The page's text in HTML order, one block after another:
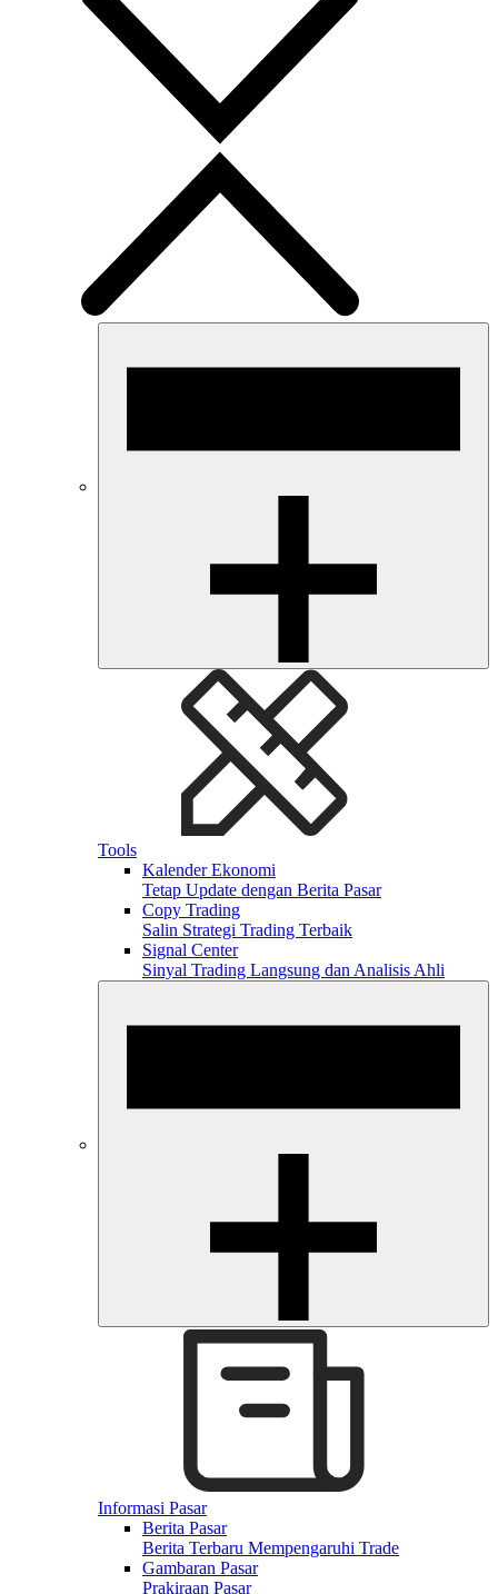
Tools
Kalender Ekonomi
Tetap Update dengan Berita Pasar
Copy Trading
Salin Strategi Trading Terbaik
Signal Center
Sinyal Trading Langsung dan Analisis Ahli
Informasi Pasar
Berita Pasar
Berita Terbaru Mempengaruhi Trade
Gambaran Pasar
Prakiraan Pasar